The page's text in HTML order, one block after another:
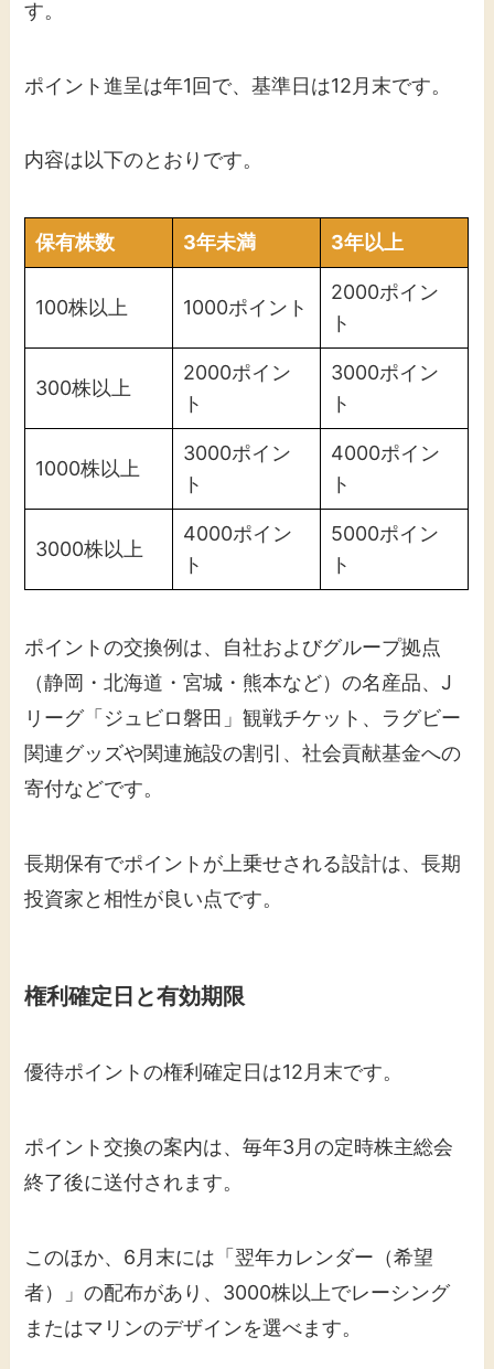
す。
ポイント進呈は年1回で、基準日は12月末です。
内容は以下のとおりです。
保有株数 3年未満 3年以上
100株以上 1000ポイント
2000ポイン
ト
300株以上
2000ポイン
ト
3000ポイン
ト
1000株以上
3000ポイン
ト
4000ポイン
ト
3000株以上
4000ポイン
ト
5000ポイン
ト
ポイントの交換例は、自社およびグループ拠点
（静岡・北海道・宮城・熊本など）の名産品、J
リーグ「ジュビロ磐田」観戦チケット、ラグビー
関連グッズや関連施設の割引、社会貢献基金への
寄付などです。
長期保有でポイントが上乗せされる設計は、長期
投資家と相性が良い点です。
権利確定日と有効期限
優待ポイントの権利確定日は12月末です。
ポイント交換の案内は、毎年3月の定時株主総会
終了後に送付されます。
このほか、6月末には「翌年カレンダー（希望
者）」の配布があり、3000株以上でレーシング
またはマリンのデザインを選べます。